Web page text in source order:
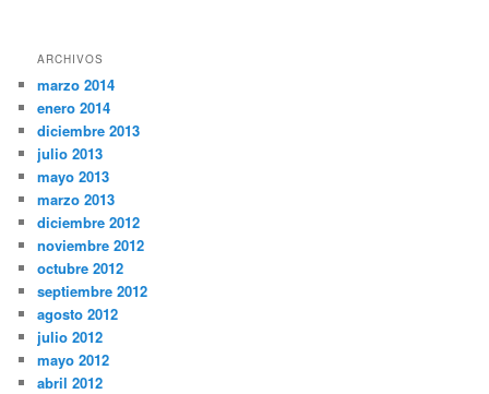
ARCHIVOS
marzo 2014
enero 2014
diciembre 2013
julio 2013
mayo 2013
marzo 2013
diciembre 2012
noviembre 2012
octubre 2012
septiembre 2012
agosto 2012
julio 2012
mayo 2012
abril 2012